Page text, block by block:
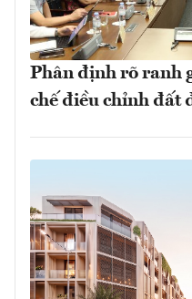
Phân định rõ ranh
chế điều chỉnh đất